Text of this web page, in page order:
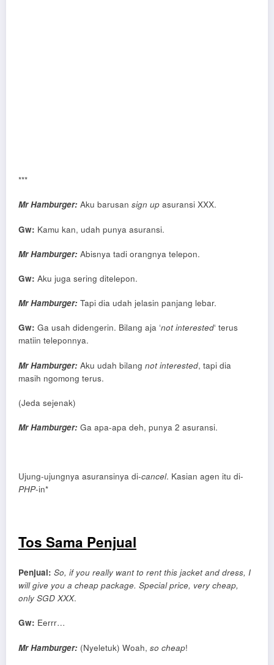
***
Mr Hamburger: Aku barusan sign up asuransi XXX.
Gw: Kamu kan, udah punya asuransi.
Mr Hamburger: Abisnya tadi orangnya telepon.
Gw: Aku juga sering ditelepon.
Mr Hamburger: Tapi dia udah jelasin panjang lebar.
Gw: Ga usah didengerin. Bilang aja ‘not interested‘ terus
matiin teleponnya.
Mr Hamburger: Aku udah bilang not interested, tapi dia
masih ngomong terus.
(Jeda sejenak)
Mr Hamburger: Ga apa-apa deh, punya 2 asuransi.
Ujung-ujungnya asuransinya di-cancel. Kasian agen itu di-
PHP-in*
Tos Sama Penjual
Penjual: So, if you really want to rent this jacket and dress, I
will give you a cheap package. Special price, very cheap,
only SGD XXX.
Gw: Eerrr…
Mr Hamburger: (Nyeletuk) Woah, so cheap!